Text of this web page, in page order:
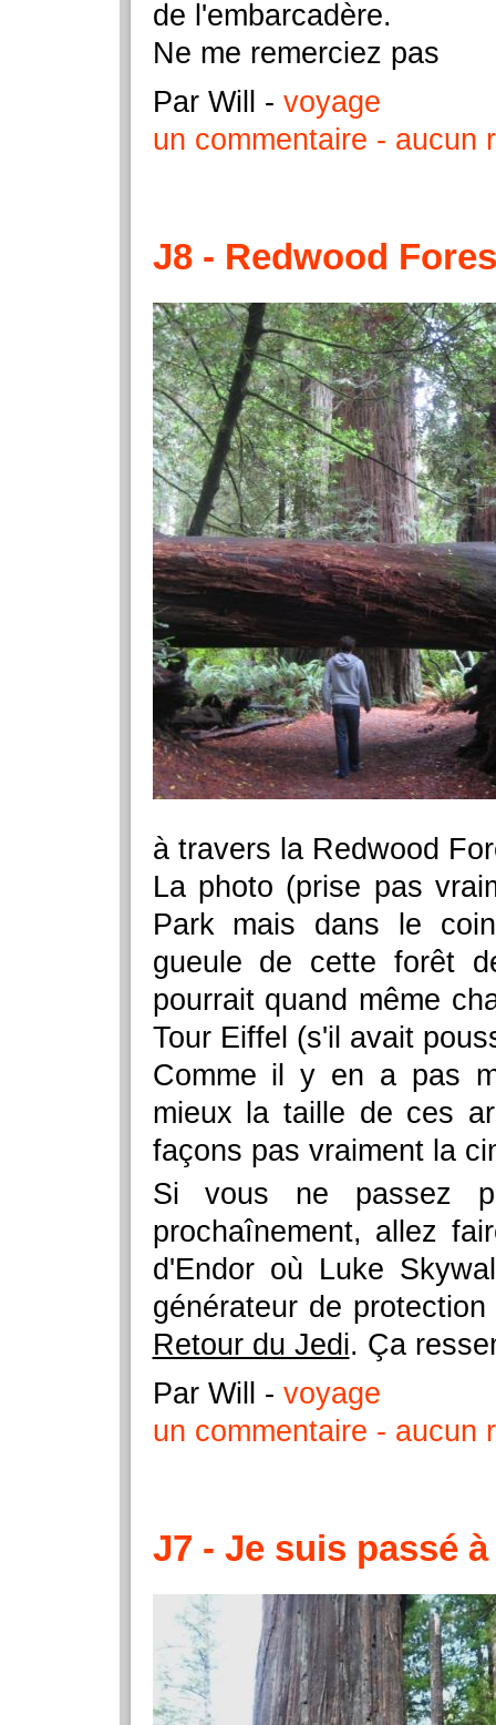
de l'embarcadère.
Ne me remerciez pas
Par Will - voyage
un commentaire
aucun
J8 - Redwood
à travers la Redwood
La photo (prise pas
Park mais dans le
gueule de cette forêt
pourrait quand même
Tour Eiffel (s'il avait
Comme il y en a pas
mieux la taille de ces
façons pas vraiment la
Si vous ne passez
prochaînement, allez
d'Endor où Luke
générateur de
Retour du Jedi. Ça
Par Will - voyage
un commentaire
aucun
J7 - Je suis passé